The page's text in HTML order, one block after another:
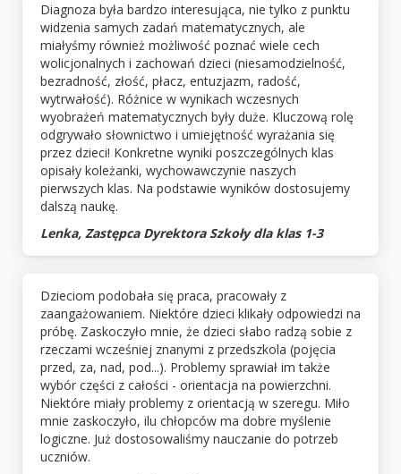
Diagnoza była bardzo interesująca, nie tylko z punktu
widzenia samych zadań matematycznych, ale
miałyśmy również możliwość poznać wiele cech
wolicjonalnych i zachowań dzieci (niesamodzielność,
bezradność, złość, płacz, entuzjazm, radość,
wytrwałość). Różnice w wynikach wczesnych
wyobrażeń matematycznych były duże. Kluczową rolę
odgrywało słownictwo i umiejętność wyrażania się
przez dzieci! Konkretne wyniki poszczególnych klas
opisały koleżanki, wychowawczynie naszych
pierwszych klas. Na podstawie wyników dostosujemy
dalszą naukę.
Lenka, Zastępca Dyrektora Szkoły dla klas 1-3
Dzieciom podobała się praca, pracowały z
zaangażowaniem. Niektóre dzieci klikały odpowiedzi na
próbę. Zaskoczyło mnie, że dzieci słabo radzą sobie z
rzeczami wcześniej znanymi z przedszkola (pojęcia
przed, za, nad, pod...). Problemy sprawiał im także
wybór części z całości - orientacja na powierzchni.
Niektóre miały problemy z orientacją w szeregu. Miło
mnie zaskoczyło, ilu chłopców ma dobre myślenie
logiczne. Już dostosowaliśmy nauczanie do potrzeb
uczniów.